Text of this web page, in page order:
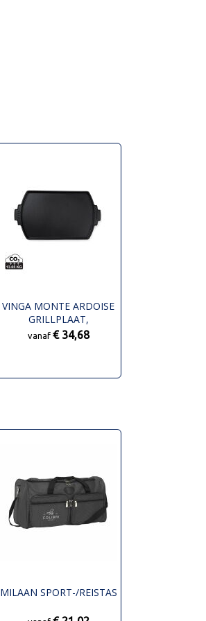
VINGA MONTE ARDOISE
GRILLPLAAT,
RECHTHOEKIG
vanaf € 34,68
MILAAN SPORT-/REISTAS